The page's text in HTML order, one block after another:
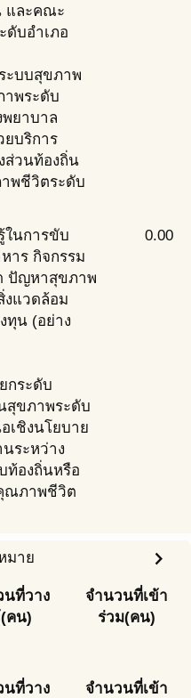
และคณะ
บอำเภอ
ะบบสุขภาพ
าพระดับ
พยาบาล
บริการ
ส่วนท้องถิ่น
พชีวิตระดับ
ในการขับ
าร กิจกรรม
ปัญหาสุขภาพ
งแวดล้อม
ทุน (อย่าง
กระดับ
สุขภาพระดับ
เชิงนโยบาย
ระหว่าง
ท้องถิ่นหรือ
ณภาพชีวิต
0.00
มาย chevron_right
นที่วาง
คน)
จำนวนที่เข้า
ร่วม(คน)
นที่วาง
จำนวนที่เข้า